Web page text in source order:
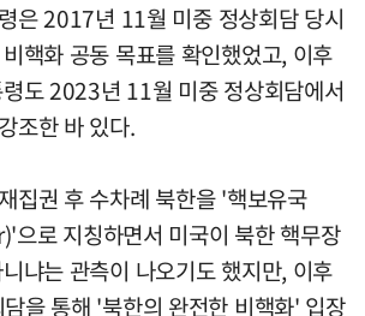
은 2017년 11월 미중 정상회담 당시
핵화 공동 목표를 확인했었고, 이후
도 2023년 11월 미중 정상회담에서
조한 바 있다.
집권 후 수차례 북한을 '핵보유국
로 지칭하면서 미국이 북한 핵무장
냐는 관측이 나오기도 했지만, 이후
을 통해 '북한의 완전한 비핵화' 입장